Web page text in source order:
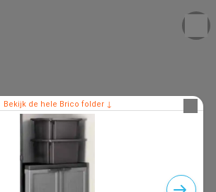
Bekijk de hele Brico folder ↓